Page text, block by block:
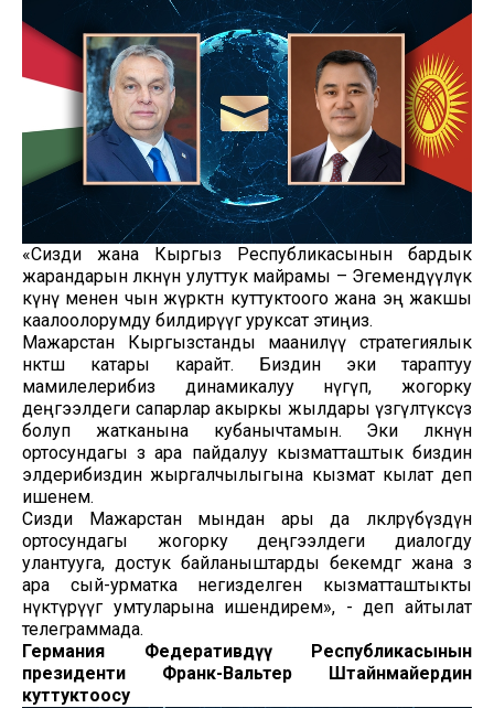
«Сизди жана Кыргыз Республикасынын бардык
жарандарын өлкөнүн улуттук майрамы – Эгемендүүлүк
күнү менен чын жүрөктөн куттуктоого жана эң жакшы
каалоолорумду билдирүүгө уруксат этиңиз.
Мажарстан Кыргызстанды маанилүү стратегиялык
өнөктөш катары карайт. Биздин эки тараптуу
мамилелерибиз динамикалуу өнүгүп, жогорку
деңгээлдеги сапарлар акыркы жылдары үзгүлтүксүз
болуп жатканына кубанычтамын. Эки өлкөнүн
ортосундагы өз ара пайдалуу кызматташтык биздин
элдерибиздин жыргалчылыгына кызмат кылат деп
ишенем.
Сизди Мажарстан мындан ары да өлкөлөрүбүздүн
ортосундагы жогорку деңгээлдеги диалогду
улантууга, достук байланыштарды бекемдөөгө жана өз
ара сый-урматка негизделген кызматташтыкты
өнүктүрүүгө умтуларына ишендирем», - деп айтылат
телеграммада.
Германия Федеративдүү Республикасынын
президенти Франк-Вальтер Штайнмайердин
куттуктоосу